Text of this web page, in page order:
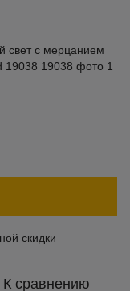
скидки
К сравнению